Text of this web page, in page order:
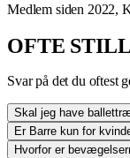
Medlem siden 2022,
OFTE
Svar på det du oftest
Skal jeg have
Er Barre kun for
Hvorfor er